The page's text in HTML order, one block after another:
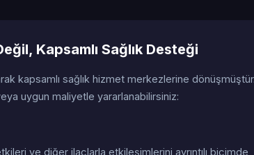
Kapsamlı Sağlık Desteği
kapsamlı sağlık hizmet merkezlerine dönüşmüştür.
uygun maliyetle yararlanabilirsiniz:
ve diğer ilaçlarla etkileşimlerini ayrıntılı biçimde